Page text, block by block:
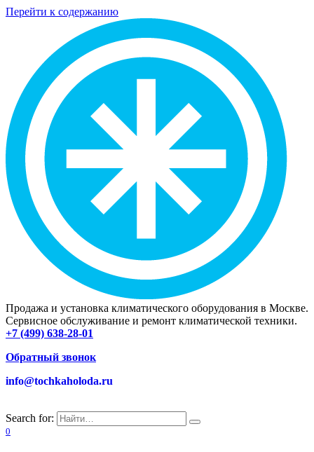
Перейти к содержанию
Продажа и установка климатического оборудования в Москве.
Сервисное обслуживание и ремонт климатической техники.
+7 (499) 638-28-01
Обратный звонок
info@tochkaholoda.ru
Search for:
0